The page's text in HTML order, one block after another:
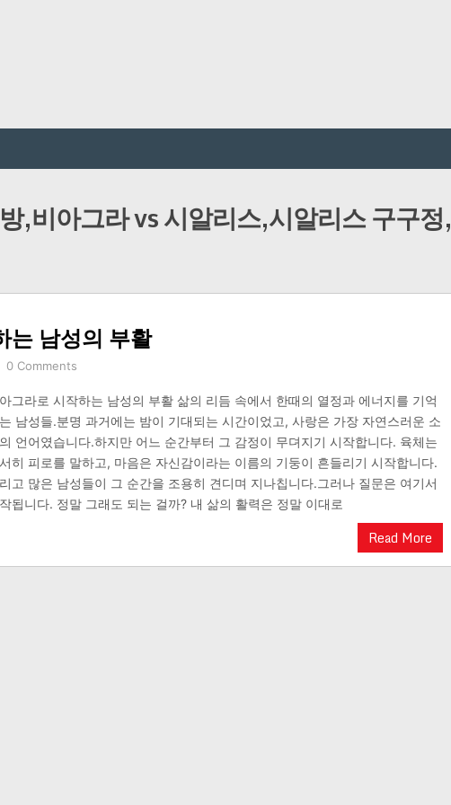
,비아그라 vs 시알리스,시알리스 구구정,
는 남성의 부활
0 Comments
그라로 시작하는 남성의 부활 삶의 리듬 속에서 한때의 열정과 에너지를 기억
남성들.분명 과거에는 밤이 기대되는 시간이었고, 사랑은 가장 자연스러운 소
언어였습니다.하지만 어느 순간부터 그 감정이 무뎌지기 시작합니다. 육체는
히 피로를 말하고, 마음은 자신감이라는 이름의 기둥이 흔들리기 시작합니다.
고 많은 남성들이 그 순간을 조용히 견디며 지나칩니다.그러나 질문은 여기서
됩니다. 정말 그래도 되는 걸까? 내 삶의 활력은 정말 이대로
Read More